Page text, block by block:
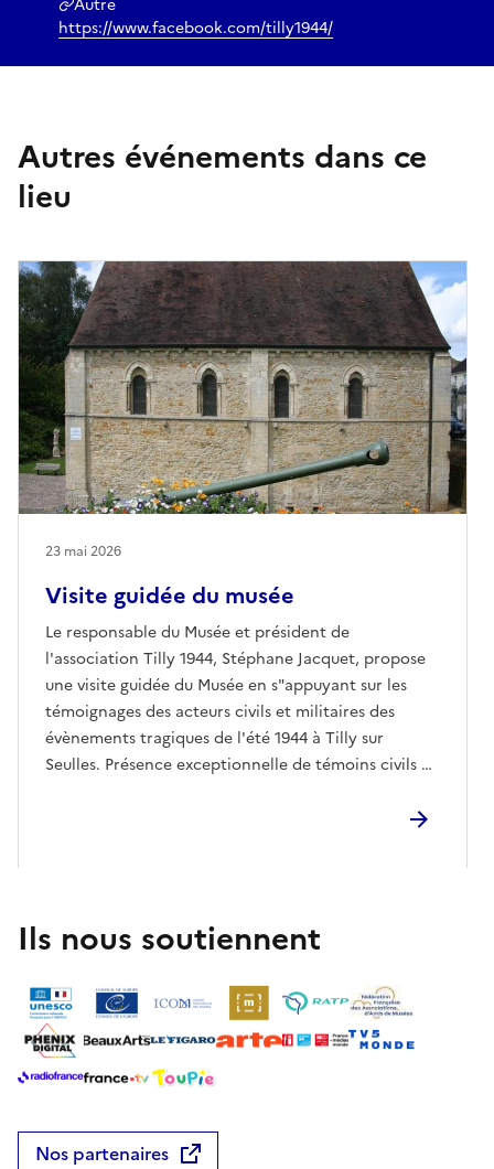
Autre
https://www.facebook.com/tilly1944/
Autres événements dans ce
lieu
Visite guidée du musée
Le responsable du Musée et président de
l'association Tilly 1944, Stéphane Jacquet, propose
une visite guidée du Musée en s"appuyant sur les
témoignages des acteurs civils et militaires des
évènements tragiques de l'été 1944 à Tilly sur
Seulles. Présence exceptionnelle de témoins civils de
23 mai 2026
Ils nous soutiennent
Nos partenaires